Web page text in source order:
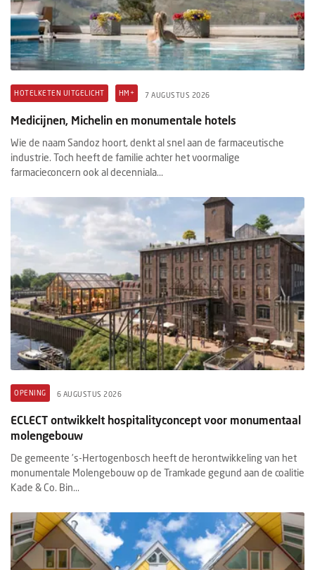
HOTELKETEN UITGELICHT HM+ 7 AUGUSTUS 2026
Medicijnen, Michelin en monumentale hotels
Wie de naam Sandoz hoort, denkt al snel aan de farmaceutische
industrie. Toch heeft de familie achter het voormalige
farmacieconcern ook al decenniala...
OPENING 6 AUGUSTUS 2026
ECLECT ontwikkelt hospitalityconcept voor monumentaal
molengebouw
De gemeente ’s-Hertogenbosch heeft de herontwikkeling van het
monumentale Molengebouw op de Tramkade gegund aan de coalitie
Kade & Co. Bin...